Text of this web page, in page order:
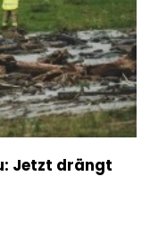
Jetzt drängt